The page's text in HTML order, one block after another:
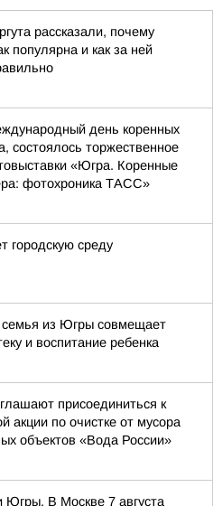
рассказали, почему
популярна и как за ней
день коренных
состоялось торжественное
«Югра. Коренные
фотохроника ТАСС»
городскую среду
из Югры совмещает
и воспитание ребенка
присоединиться к
акции по очистке от мусора
объектов «Вода России»
Югры. В Москве 7 августа